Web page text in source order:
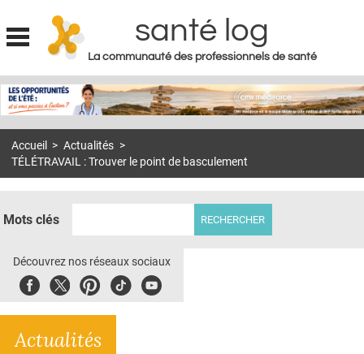
Jump to navigation
santé log
La communauté des professionnels de santé
MON COMPTE
S'ABONNER À LA REVUE SOIN À DOMICILE
DOSSIERS
E-REVUE SAD
L'APP
Accueil > Actualités >
TÉLÉTRAVAIL : Trouver le point de basculement
Mots clés
Découvrez nos réseaux sociaux
FacebookTwitterPinterest
TiktokYoubute
Actualités